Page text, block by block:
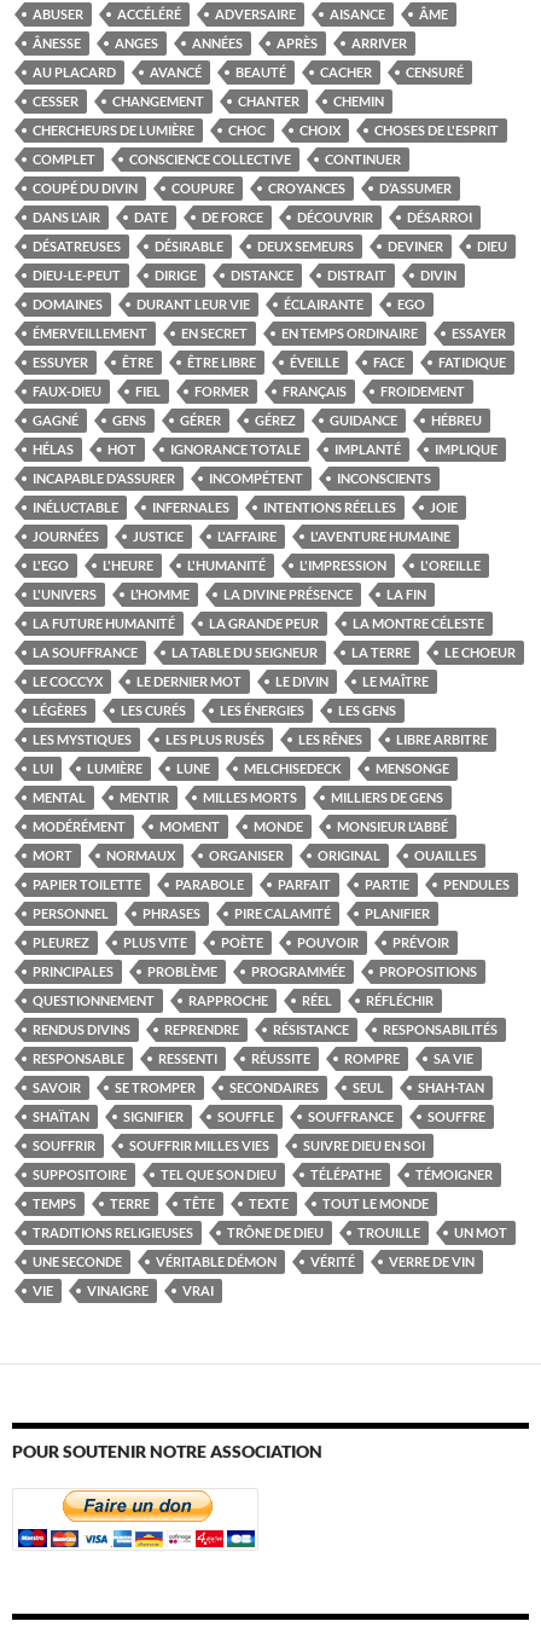
ABUSER ACCÉLÉRÉ ADVERSAIRE AISANCE
ÂME
ÂNESSE
ANGES ANNÉES APRÈS
ARRIVER
AU PLACARD
AVANCÉ BEAUTÉ CACHER
CENSURÉ
CESSER
CHANGEMENT CHANTER
CHEMIN
CHERCHEURS DE LUMIÈRE
CHOC CHOIX
CHOSES DE L'ESPRIT
COMPLET
CONSCIENCE COLLECTIVE
CONTINUER
COUPÉ DU DIVIN
COUPURE CROYANCES
D’ASSUMER
DANS L'AIR
DATE DE FORCE DÉCOUVRIR
DÉSARROI
DÉSATREUSES
DÉSIRABLE DEUX SEMEURS DEVINER
DIEU
DIEU-LE-PEUT
DIRIGE DISTANCE DISTRAIT
DIVIN
DOMAINES
DURANT LEUR VIE ÉCLAIRANTE
EGO
ÉMERVEILLEMENT
EN SECRET EN TEMPS ORDINAIRE
ESSAYER
ESSUYER
ÊTRE ÊTRE LIBRE ÉVEILLE FACE
FATIDIQUE
FAUX-DIEU
FIEL FORMER FRANÇAIS
FROIDEMENT
GAGNÉ
GENS GÉRER GÉREZ GUIDANCE
HÉBREU
HÉLAS
HOT IGNORANCE TOTALE IMPLANTÉ
IMPLIQUE
INCAPABLE D’ASSURER
INCOMPÉTENT
INCONSCIENTS
INÉLUCTABLE
INFERNALES INTENTIONS RÉELLES
JOIE
JOURNÉES
JUSTICE L'AFFAIRE
L'AVENTURE HUMAINE
L'EGO
L'HEURE L'HUMANITÉ L'IMPRESSION
L'OREILLE
L'UNIVERS
L’HOMME LA DIVINE PRÉSENCE
LA FIN
LA FUTURE HUMANITÉ
LA GRANDE PEUR
LA MONTRE CÉLESTE
LA SOUFFRANCE
LA TABLE DU SEIGNEUR LA TERRE
LE CHOEUR
LE COCCYX
LE DERNIER MOT LE DIVIN
LE MAÎTRE
LÉGÈRES
LES CURÉS LES ÉNERGIES
LES GENS
LES MYSTIQUES
LES PLUS RUSÉS LES RÊNES
LIBRE ARBITRE
LUI
LUMIÈRE LUNE MELCHISEDECK
MENSONGE
MENTAL
MENTIR MILLES MORTS
MILLIERS DE GENS
MODÉRÉMENT
MOMENT MONDE
MONSIEUR L’ABBÉ
MORT
NORMAUX ORGANISER ORIGINAL
OUAILLES
PAPIER TOILETTE
PARABOLE PARFAIT PARTIE
PENDULES
PERSONNEL
PHRASES PIRE CALAMITÉ
PLANIFIER
PLEUREZ
PLUS VITE POÈTE POUVOIR
PRÉVOIR
PRINCIPALES
PROBLÈME PROGRAMMÉE
PROPOSITIONS
QUESTIONNEMENT
RAPPROCHE RÉEL
RÉFLÉCHIR
RENDUS DIVINS
REPRENDRE RÉSISTANCE
RESPONSABILITÉS
RESPONSABLE
RESSENTI RÉUSSITE ROMPRE
SA VIE
SAVOIR
SE TROMPER SECONDAIRES SEUL
SHAH-TAN
SHAÏTAN
SIGNIFIER SOUFFLE SOUFFRANCE
SOUFFRE
SOUFFRIR
SOUFFRIR MILLES VIES
SUIVRE DIEU EN SOI
SUPPOSITOIRE
TEL QUE SON DIEU TÉLÉPATHE
TÉMOIGNER
TEMPS
TERRE TÊTE TEXTE
TOUT LE MONDE
TRADITIONS RELIGIEUSES
TRÔNE DE DIEU TROUILLE
UN MOT
UNE SECONDE
VÉRITABLE DÉMON VÉRITÉ
VERRE DE VIN
VIE
VINAIGRE VRAI
POUR SOUTENIR NOTRE ASSOCIATION